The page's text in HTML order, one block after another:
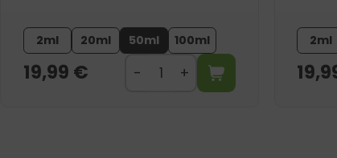
2ml 20ml 50ml 100ml
19,99 €
2ml